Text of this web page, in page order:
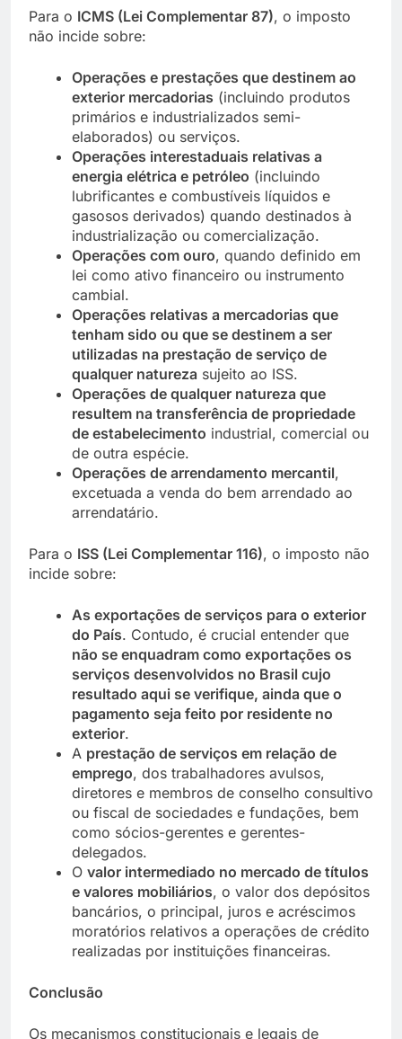
Para o ICMS (Lei Complementar 87), o imposto
não incide sobre:
Operações e prestações que destinem ao
exterior mercadorias (incluindo produtos
primários e industrializados semi-
elaborados) ou serviços.
Operações interestaduais relativas a
energia elétrica e petróleo (incluindo
lubrificantes e combustíveis líquidos e
gasosos derivados) quando destinados à
industrialização ou comercialização.
Operações com ouro, quando definido em
lei como ativo financeiro ou instrumento
cambial.
Operações relativas a mercadorias que
tenham sido ou que se destinem a ser
utilizadas na prestação de serviço de
qualquer natureza sujeito ao ISS.
Operações de qualquer natureza que
resultem na transferência de propriedade
de estabelecimento industrial, comercial ou
de outra espécie.
Operações de arrendamento mercantil,
excetuada a venda do bem arrendado ao
arrendatário.
Para o ISS (Lei Complementar 116), o imposto não
incide sobre:
As exportações de serviços para o exterior
do País. Contudo, é crucial entender que
não se enquadram como exportações os
serviços desenvolvidos no Brasil cujo
resultado aqui se verifique, ainda que o
pagamento seja feito por residente no
exterior.
A prestação de serviços em relação de
emprego, dos trabalhadores avulsos,
diretores e membros de conselho consultivo
ou fiscal de sociedades e fundações, bem
como sócios-gerentes e gerentes-
delegados.
O valor intermediado no mercado de títulos
e valores mobiliários, o valor dos depósitos
bancários, o principal, juros e acréscimos
moratórios relativos a operações de crédito
realizadas por instituições financeiras.
Conclusão
Os mecanismos constitucionais e legais de